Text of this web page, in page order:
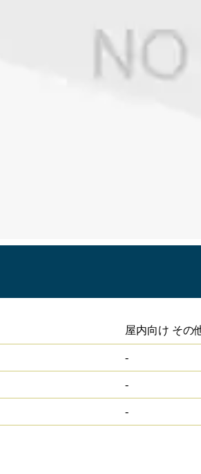
屋内向け その
-
-
-